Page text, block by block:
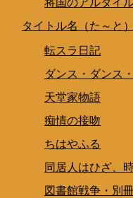
タイトル名（た～と
転スラ日記
ダンス・ダンス
天堂家物語
痴情の接吻
ちはやふる
同居人はひざ、
図書館戦争・別冊